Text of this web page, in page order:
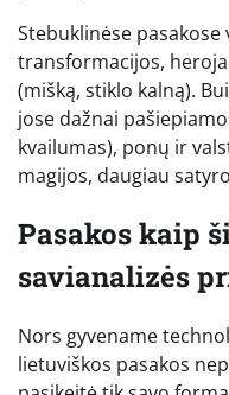
Stebuklinėse
transformacijos,
(mišką, stiklo kalną).
jose dažnai
kvailumas), ponų ir
magijos, daugiau
Pasakos kaip
savianalizės
Nors gyvename
lietuviškos pasakos